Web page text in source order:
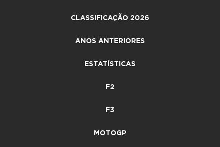
CLASSIFICAÇÃO 2026
ANOS ANTERIORES
ESTATÍSTICAS
F2
F3
MOTOGP